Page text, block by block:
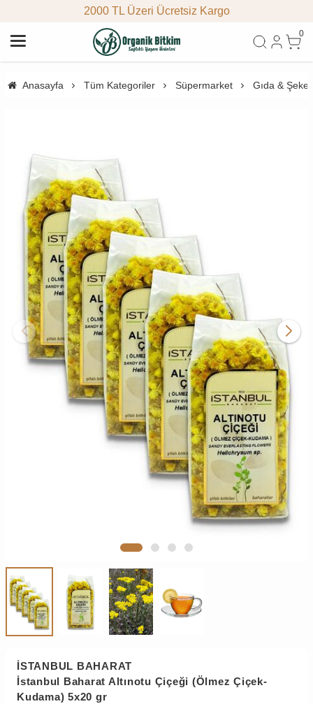
2000 TL Üzeri Ücretsiz Kargo
0
Anasayfa Tüm Kategoriler Süpermarket Gıda &
İSTANBUL BAHARAT
İstanbul Baharat Altınotu Çiçeği (Ölmez Çiçek-
Kudama) 5x20 gr